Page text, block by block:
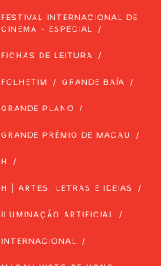
FESTIVAL INTERNACIONAL DE
CINEMA - ESPECIAL
FICHAS DE LEITURA
FOLHETIM GRANDE BAÍA
GRANDE PLANO
GRANDE PRÉMIO DE MACAU
H
H | ARTES, LETRAS E IDEIAS
ILUMINAÇÃO ARTIFICIAL
INTERNACIONAL